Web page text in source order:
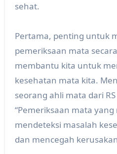
sehat.
Pertama, penting untuk
pemeriksaan mata
membantu kita untuk
kesehatan mata kita.
seorang ahli mata dari
“Pemeriksaan mata
mendeteksi masalah
dan mencegah